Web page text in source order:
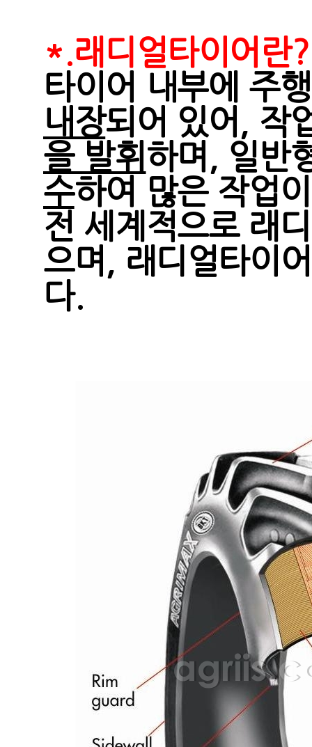
*.래디얼타이어란?
타이어 내부에 주
내장되어 있어, 작
을 발휘 하며, 일반
수하여 많은 작업
전 세계적으로 래
으며, 래디얼타이
다.